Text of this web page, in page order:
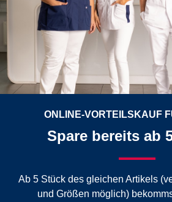
ONLINE-VORTEILSKAUF
Spare bereits ab
Ab 5 Stück des gleichen Artikels
und Größen möglich)